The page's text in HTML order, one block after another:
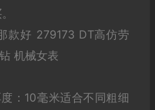
款好 279173 DT高仿劳
机械女表
：10毫米适合不同粗细